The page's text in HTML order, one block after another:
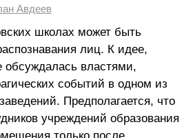
Авдеев
школах может быть
лиц. К идее,
обсуждалась властями,
событий в одном из
Предполагается, что
учреждений образования
только после